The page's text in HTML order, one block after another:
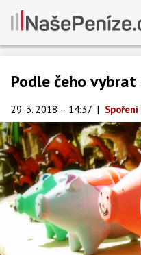
Podle čeho
29. 3. 2018 – 14:37 | Spoření